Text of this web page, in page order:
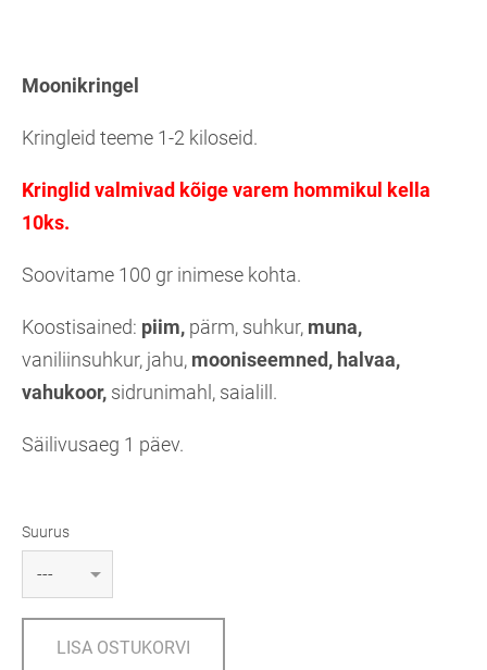
Moonikringel
Kringleid teeme 1-2 kiloseid.
Kringlid valmivad kõige varem hommikul kella
10ks.
Soovitame 100 gr inimese kohta.
Koostisained: piim, pärm, suhkur, muna,
vaniliinsuhkur, jahu, mooniseemned, halvaa,
vahukoor, sidrunimahl, saialill.
Säilivusaeg 1 päev.
Suurus
LISA OSTUKORVI